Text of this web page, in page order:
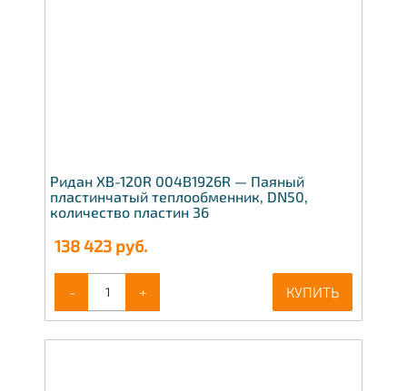
Ридан XB-120R 004B1926R — Паяный
пластинчатый теплообменник, DN50,
количество пластин 36
138 423 руб.
- + КУПИТЬ